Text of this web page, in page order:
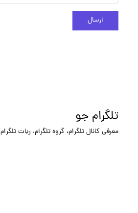
ارسال
تلگرام جو
معرفی کانال تلگرام، گروه تلگرام، ربات تلگرام